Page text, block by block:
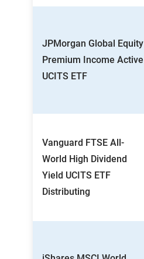
JPMorgan Global Equity
Premium Income Active
UCITS ETF
Vanguard FTSE All-
World High Dividend
Yield UCITS ETF
Distributing